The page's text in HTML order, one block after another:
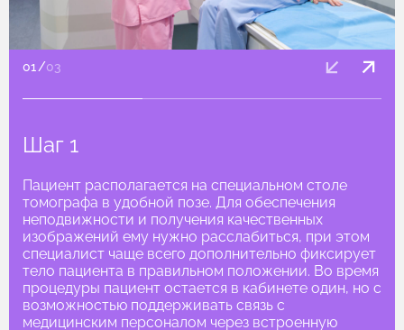
Шаг 1
Пациент располагается на специальном столе
томографа в удобной позе. Для обеспечения
неподвижности и получения качественных
изображений ему нужно расслабиться, при этом
специалист чаще всего дополнительно фиксирует
тело пациента в правильном положении. Во время
процедуры пациент остается в кабинете один, но с
возможностью поддерживать связь с
медицинским персоналом через встроенную
01/03